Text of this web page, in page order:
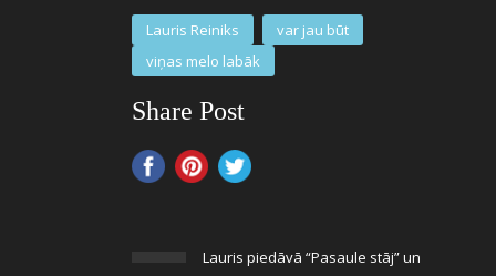
Lauris Reiniks
var jau būt
viņas melo labāk
Share Post
Lauris piedāvā “Pasaule stāj” un